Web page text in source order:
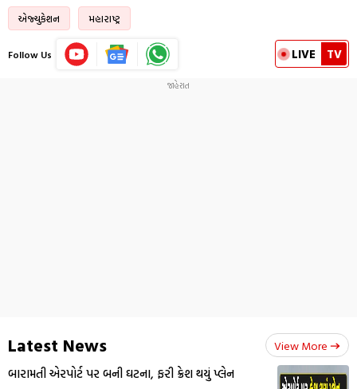
એજ્યુકેશન મહારાષ્ટ્ર
Follow Us LIVE TV
Latest News View More
બારામતી એરપોર્ટ પર બની ઘટના, ફરી ક્રેશ થયું પ્લેન